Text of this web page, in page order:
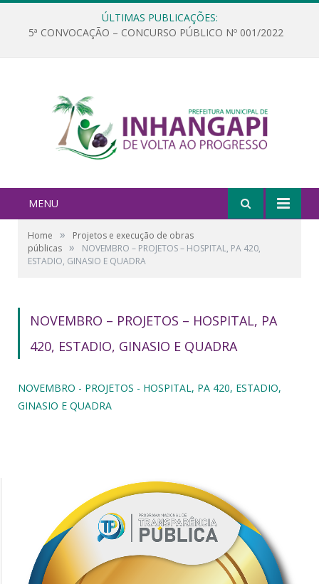
ÚLTIMAS PUBLICAÇÕES:
5ª CONVOCAÇÃO – CONCURSO PÚBLICO Nº 001/2022
MENU
Home »
Projetos e execução de obras
públicas »
NOVEMBRO – PROJETOS – HOSPITAL, PA 420,
ESTADIO, GINASIO E QUADRA
NOVEMBRO – PROJETOS – HOSPITAL, PA
420, ESTADIO, GINASIO E QUADRA
NOVEMBRO - PROJETOS - HOSPITAL, PA 420, ESTADIO,
GINASIO E QUADRA